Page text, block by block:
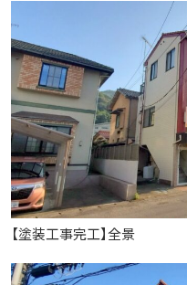
【塗装工事完工】全景